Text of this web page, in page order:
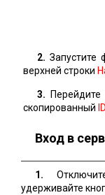
2. Запустите
верхней строки
3. Перейдите
скопированный ID
Вход в
1.
удерживайте